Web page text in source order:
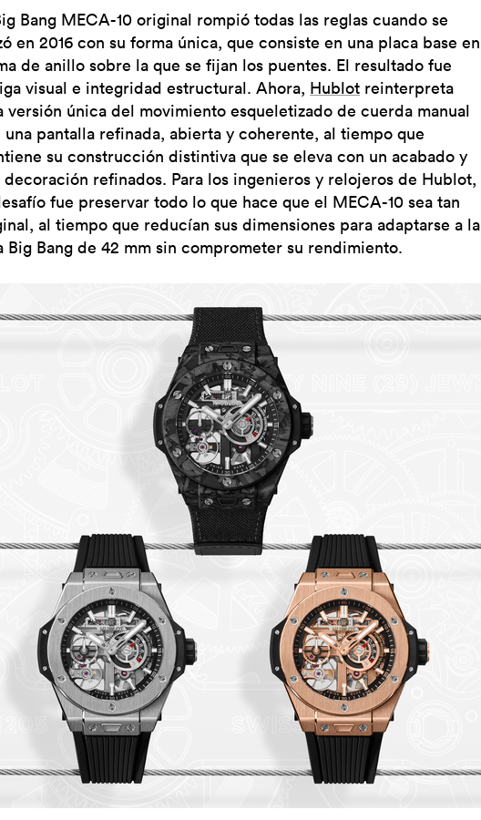
Bang MECA-10 original rompió todas las reglas cuando se
en 2016 con su forma única, que consiste en una placa base en
de anillo sobre la que se fijan los puentes. El resultado fue
visual e integridad estructural. Ahora, Hublot reinterpreta
versión única del movimiento esqueletizado de cuerda manual
una pantalla refinada, abierta y coherente, al tiempo que
su construcción distintiva que se eleva con un acabado y
decoración refinados. Para los ingenieros y relojeros de Hublot,
fue preservar todo lo que hace que el MECA-10 sea tan
al tiempo que reducían sus dimensiones para adaptarse a la
Big Bang de 42 mm sin comprometer su rendimiento.